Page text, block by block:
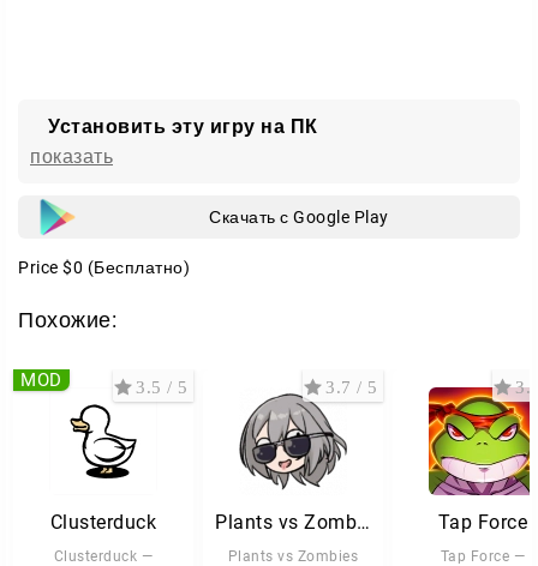
Установить эту игру на ПК
показать
Скачать с Google Play
Price $0 (Бесплатно)
Похожие:
Clusterduck
Clusterduck —
3.5 / 5
MOD
Plants vs Zombies Honkai Star Rail
Plants vs Zombies
3.7 / 5
Tap Force
Tap Force —